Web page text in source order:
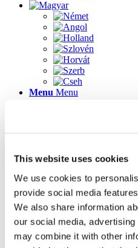
This website uses cookies
We use cookies to
provide social media
We also share information
our social media,
may combine it with other
Menu Menu
Lapok
2023-as újdonságok
Az üdvözlőképernyő
Galéria
Impressum
Inspirálódjon könnyedén!
szoftver
Kapcsolat